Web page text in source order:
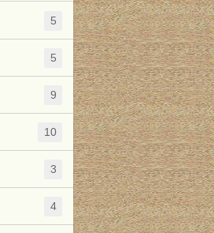
5
5
9
10
3
4